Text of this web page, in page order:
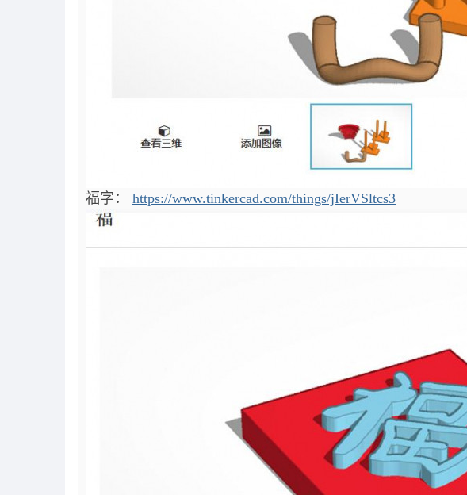
福字： https://www.tinkercad.com/things/jIerVSltcs3